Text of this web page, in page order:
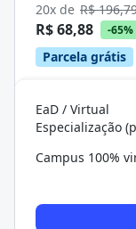
20x de R$
R$ 68,88 -65%
Parcela grátis
EaD / Virtual
Campus 100%